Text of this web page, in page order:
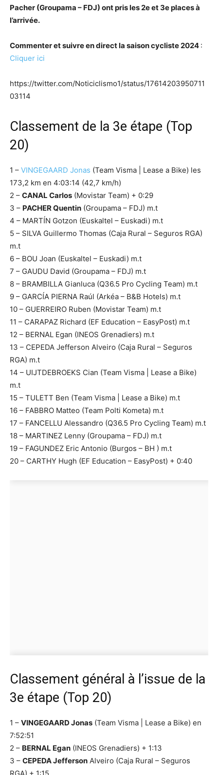
Pacher (Groupama – FDJ) ont pris les 2e et 3e places à
l’arrivée.
Commenter et suivre en direct la saison cycliste 2024 :
Cliquer ici
https://twitter.com/Noticiclismo1/status/17614203950711
03114
Classement de la 3e étape (Top
20)
1 – VINGEGAARD Jonas (Team Visma | Lease a Bike) les
173,2 km en 4:03:14 (42,7 km/h)
2 – CANAL Carlos (Movistar Team) + 0:29
3 – PACHER Quentin (Groupama – FDJ) m.t
4 – MARTÍN Gotzon (Euskaltel – Euskadi) m.t
5 – SILVA Guillermo Thomas (Caja Rural – Seguros RGA)
m.t
6 – BOU Joan (Euskaltel – Euskadi) m.t
7 – GAUDU David (Groupama – FDJ) m.t
8 – BRAMBILLA Gianluca (Q36.5 Pro Cycling Team) m.t
9 – GARCÍA PIERNA Raúl (Arkéa – B&B Hotels) m.t
10 – GUERREIRO Ruben (Movistar Team) m.t
11 – CARAPAZ Richard (EF Education – EasyPost) m.t
12 – BERNAL Egan (INEOS Grenadiers) m.t
13 – CEPEDA Jefferson Alveiro (Caja Rural – Seguros
RGA) m.t
14 – UIJTDEBROEKS Cian (Team Visma | Lease a Bike)
m.t
15 – TULETT Ben (Team Visma | Lease a Bike) m.t
16 – FABBRO Matteo (Team Polti Kometa) m.t
17 – FANCELLU Alessandro (Q36.5 Pro Cycling Team) m.t
18 – MARTINEZ Lenny (Groupama – FDJ) m.t
19 – FAGUNDEZ Eric Antonio (Burgos – BH ) m.t
20 – CARTHY Hugh (EF Education – EasyPost) + 0:40
Classement général à l’issue de la
3e étape (Top 20)
1 – VINGEGAARD Jonas (Team Visma | Lease a Bike) en
7:52:51
2 – BERNAL Egan (INEOS Grenadiers) + 1:13
3 – CEPEDA Jefferson Alveiro (Caja Rural – Seguros
RGA) + 1:15